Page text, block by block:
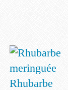
Rhubarbe